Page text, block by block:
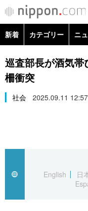
カテゴリー
経済・ビジネス
国際
トップ
アーカイブ
In-depth
Japan Data
新着 カテゴリー ニ
政治・外交
経済・ビジネス
巡査部長が酒気
柵衝突
社会 2025.09.11
English
日